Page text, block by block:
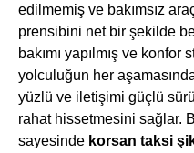
edilmemiş ve bakımsız
prensibini net bir şekilde
bakımı yapılmış ve
yolculuğun her
yüzlü ve iletişimi güçlü
rahat hissetmesini sağlar.
sayesinde korsan taksi